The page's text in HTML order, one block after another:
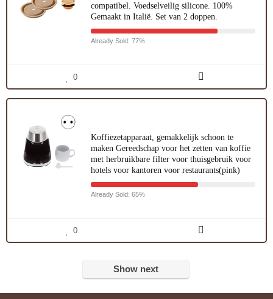
compatibel. Voedselveilig silicone. 100%
Gemaakt in Italië. Set van 2 doppen.
Already Sold: 77%
0
Koffiezetapparaat, gemakkelijk schoon te
maken Gereedschap voor het zetten van koffie
met herbruikbare filter voor thuisgebruik voor
hotels voor kantoren voor restaurants(pink)
Already Sold: 65%
0
Show next